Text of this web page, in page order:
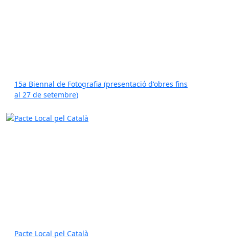
15a Biennal de Fotografia (presentació d'obres fins
al 27 de setembre)
Pacte Local pel Català